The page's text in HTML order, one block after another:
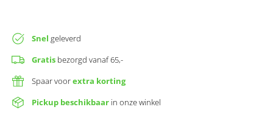
Snel geleverd
Gratis bezorgd vanaf 65,-
Spaar voorextra korting
Pickup beschikbaar in onze winkel